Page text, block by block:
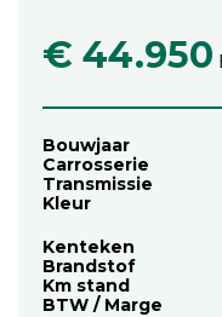
€ 44.950
Bouwjaar
Carrosserie
Transmissie
Kleur
Kenteken
Brandstof
Km stand
BTW / Marge